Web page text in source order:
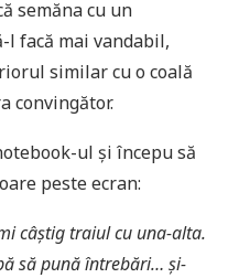
semăna cu un
l facă mai vandabil,
similar cu o coală
convingător.
ul și începu să
peste ecran:
câștig traiul cu una-alta.
să pună întrebări… și-